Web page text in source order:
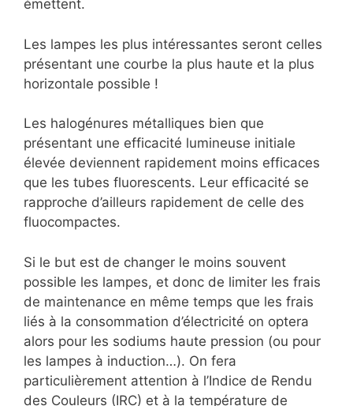
émettent.
Les lampes les plus intéressantes seront celles
présentant une courbe la plus haute et la plus
horizontale possible !
Les halogénures métalliques bien que
présentant une efficacité lumineuse initiale
élevée deviennent rapidement moins efficaces
que les tubes fluorescents. Leur efficacité se
rapproche d’ailleurs rapidement de celle des
fluocompactes.
Si le but est de changer le moins souvent
possible les lampes, et donc de limiter les frais
de maintenance en même temps que les frais
liés à la consommation d’électricité on optera
alors pour les sodiums haute pression (ou pour
les lampes à induction…). On fera
particulièrement attention à l’Indice de Rendu
des Couleurs (IRC) et à la température de